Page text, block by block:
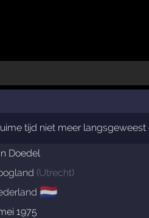
tijd niet meer
Doedel
(Utrecht)
🇳🇱
1975